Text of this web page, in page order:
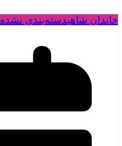
خاندان شاهیدسته‌بندی نشده